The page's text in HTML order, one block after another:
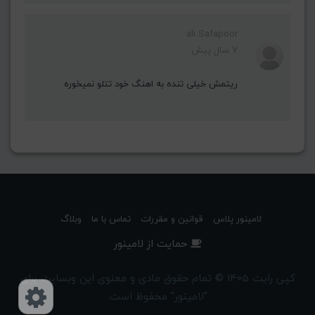
ریتمش خیلی تنده به اهنگ خود تتلو نمیخوره
لامینور پلاس قوانین و مقررات تماس با ما وبلاگ
حمایت از لامینور
کپی رایت 1405 © تمام حقوق مادی و معنوی این وبسایت برای
"لامینور" محفوظ است.